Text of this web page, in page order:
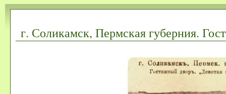
г. Соликамск, Пермская губерния.